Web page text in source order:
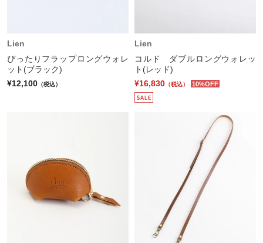
Lien
ぴったりフラップロングウォレ
ット(ブラック)
¥12,100 （税込）
Lien
コルド ダブルロングウォレッ
ト(レッド)
¥16,830 （税込） 10%OFF